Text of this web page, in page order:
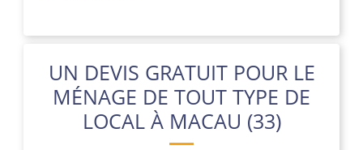
UN DEVIS GRATUIT POUR LE
MÉNAGE DE TOUT TYPE DE
LOCAL À MACAU (33)